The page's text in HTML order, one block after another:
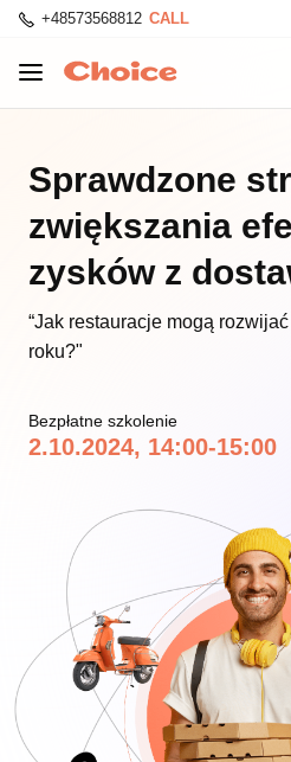
+48573568812 CALL
Sprawdzone
zwiększania
zysków z
“Jak restauracje mogą
roku?"
Bezpłatne szkolenie
2.10.2024, 14:00-15:00